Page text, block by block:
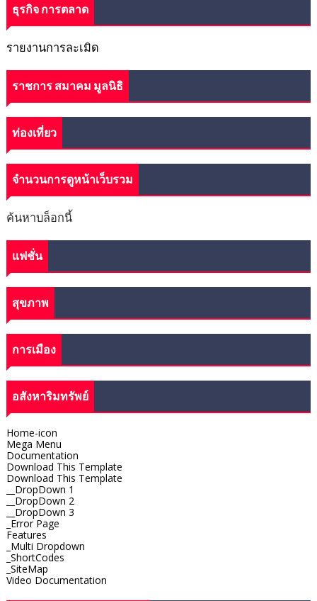
ธุรกิจ การตลาด
รายงานการละเมิด
ราชการ สมาคม มูลนิธิ
ท่องเที่ยว
จำนวนการดูหน้าเว็บรวม
ค้นหาบล็อกนี้
แฟชั่น
สุขภาพ
การเมือง
อสังหาริมทรัพย์
Home-icon
Mega Menu
Documentation
Download This Template
Download This Template
__DropDown 1
__DropDown 2
__DropDown 3
_Error Page
Features
_Multi Dropdown
_ShortCodes
_SiteMap
Video Documentation